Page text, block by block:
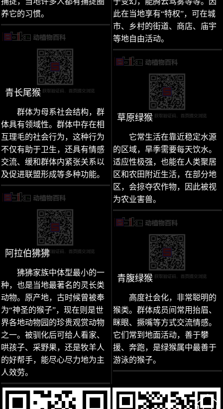
养它的习惯。
青长尾猴
群体为母系社会结构，群
体具有领域性。群体中存在相
互理毛的社会行为，这种行为
不仅有助于卫生，还具有情感
交流、缓和群体内紧张关系以
及促进联盟形成等多种功能。
阿拉伯狒狒
狒狒家族中体型最小的一
种，也是当地最著名的灵长类
动物。原产地，古时候曾被奉
为“神圣的猴子”，现在则是世
界各地动物园的珍贵观赏动物
之一。被驯化后可给人看家、
哄孩子、采野果，还是牧羊人
的好帮手，能尽心尽力地为主
人效劳。
此在当地享有“特权”，可在城
市、乡村的街道、商店、庙宇
等地自由活动。
草原绿猴
它常生活在靠近稳定水源
的区域，旱季需要每天饮水。
适应性极强，也能在人类聚居
区和农田附近生活，在部分地
区，会掠夺农作物，因此被视
为农业害兽。
青腹绿猴
高度社会化，非常聪明的
猴类。群体成员间常用抬眉、
眯眼、撅嘴等方式交流情感。
它们常到地面活动，善于攀
援、奔跑，是绿猴属中最善于
游泳的猴子。